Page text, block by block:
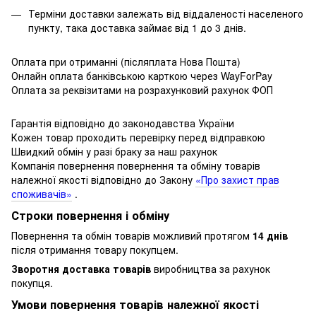
Терміни доставки залежать від віддаленості населеного
пункту, така доставка займає від 1 до 3 днів.
Оплата при отриманні (післяплата Нова Пошта)
Онлайн оплата банківською карткою через WayForPay
Оплата за реквізитами на розрахунковий рахунок ФОП
Гарантія відповідно до законодавства України
Кожен товар проходить перевірку перед відправкою
Швидкий обмін у разі браку за наш рахунок
Компанія повернення повернення та обміну товарів
належної якості відповідно до Закону «Про захист прав
споживачів» .
Строки повернення і обміну
Повернення та обмін товарів можливий протягом 14 днів
після отримання товару покупцем.
Зворотня доставка товарів виробництва за рахунок
покупця.
Умови повернення товарів належної якості